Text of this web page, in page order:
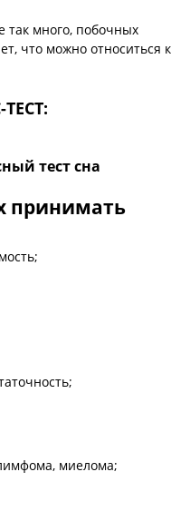
так много, побочных
что можно относиться к
тест сна
принимать
миелома;